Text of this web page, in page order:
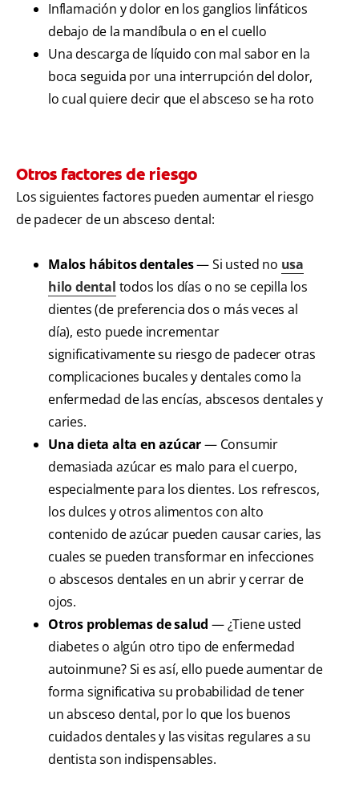
Inflamación y dolor en los ganglios linfáticos
debajo de la mandíbula o en el cuello
Una descarga de líquido con mal sabor en la
boca seguida por una interrupción del dolor,
lo cual quiere decir que el absceso se ha roto
Otros factores de riesgo
Los siguientes factores pueden aumentar el riesgo
de padecer de un absceso dental:
Malos hábitos dentales— Si usted no usa
hilo dental todos los días o no se cepilla los
dientes (de preferencia dos o más veces al
día), esto puede incrementar
significativamente su riesgo de padecer otras
complicaciones bucales y dentales como la
enfermedad de las encías, abscesos dentales y
caries.
Una dieta alta en azúcar— Consumir
demasiada azúcar es malo para el cuerpo,
especialmente para los dientes. Los refrescos,
los dulces y otros alimentos con alto
contenido de azúcar pueden causar caries, las
cuales se pueden transformar en infecciones
o abscesos dentales en un abrir y cerrar de
ojos.
Otros problemas de salud — ¿Tiene usted
diabetes o algún otro tipo de enfermedad
autoinmune? Si es así, ello puede aumentar de
forma significativa su probabilidad de tener
un absceso dental, por lo que los buenos
cuidados dentales y las visitas regulares a su
dentista son indispensables.